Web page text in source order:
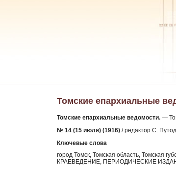
Томские епархиальные
Томские епархиальные ведомости. —
№ 14 (15 июля) (1916) / редактор С.
Ключевые слова
город Томск, Томская область,
КРАЕВЕДЕНИЕ, ПЕРИОДИЧЕСКИЕ